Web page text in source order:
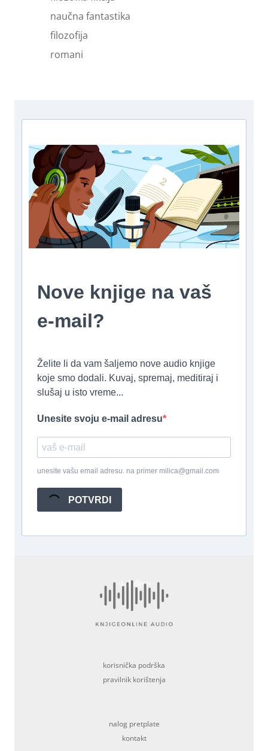
naučna fantastika
filozofija
romani
Nove knjige na vaš
e-mail?
Želite li da vam šaljemo nove audio knjige
koje smo dodali. Kuvaj, spremaj, meditiraj i
slušaj u isto vreme...
Unesite svoju e-mail adresu
unesite vašu email adresu. na primer milica@gmail.com
POTVRDI
korisnička podrška
pravilnik korištenja
nalog pretplate
kontakt